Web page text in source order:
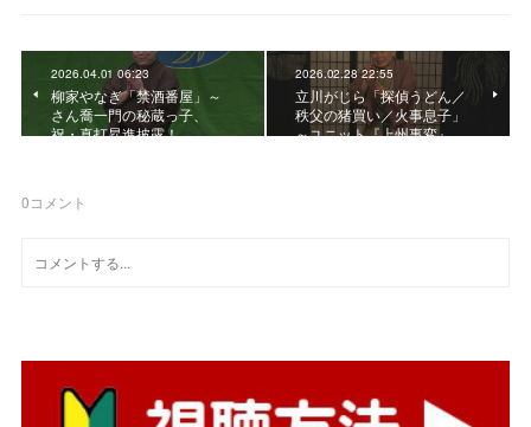
2026.04.01 06:23
柳家やなぎ「禁酒番屋」～
さん喬一門の秘蔵っ子、
祝・真打昇進披露！
2026.02.28 22:55
立川がじら「探偵うどん／
秩父の猪買い／火事息子」
～ユニット『上州事変』…
0コメント